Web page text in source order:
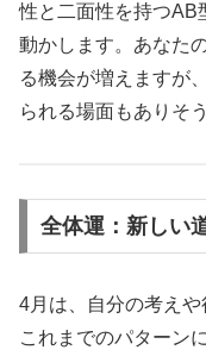
性と二面性を持つAB
動かします。あなた
る機会が増えますが
られる場面もありそ
全体運：新しい
4月は、自分の考えや
これまでのパターン